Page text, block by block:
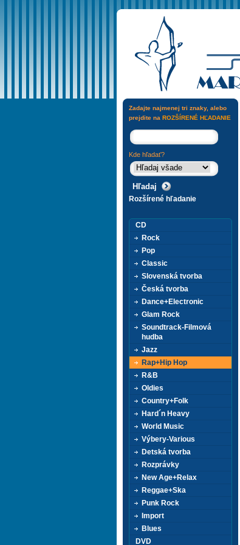
Zadajte najmenej tri znaky, alebo
prejdite na ROZŠÍRENÉ HĽADANIE
Kde hľadať?
Rozšírené hľadanie
CD
Rock
Pop
Classic
Slovenská tvorba
Česká tvorba
Dance+Electronic
Glam Rock
Soundtrack-Filmová
hudba
Jazz
Rap+Hip Hop
R&B
Oldies
Country+Folk
Hard´n Heavy
World Music
Výbery-Various
Detská tvorba
Rozprávky
New Age+Relax
Reggae+Ska
Punk Rock
Import
Blues
DVD